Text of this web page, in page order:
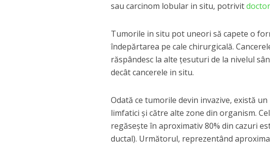
sau carcinom lobular in situ, potrivit
Tumorile in situ pot uneori să capete o
îndepărtarea pe cale chirurgicală.
răspândesc la alte ţesuturi de la nivelul
decât cancerele in situ.
Odată ce tumorile devin invazive, există
limfatici şi către alte zone din organism.
regăseşte în aproximativ 80% din cazuri
ductal). Următorul, reprezentând